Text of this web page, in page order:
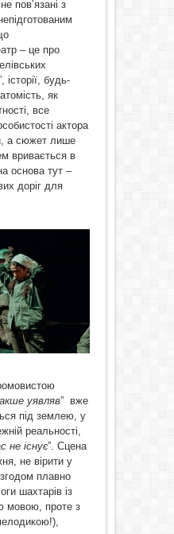
пов’язані з
– це про
історії, будь-
як
все
актора
а сюжет лише
вривається в
основа тут –
доріг для
уявляв” вже
під землею, у
реальності,
не існує”. Сцена
не вірити у
плавно
шахтарів із
мовою, проте з